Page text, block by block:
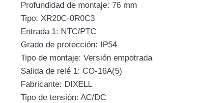
Profundidad de montaje: 76 mm
Tipo: XR20C-0R0C3
Entrada 1: NTC/PTC
Grado de protección: IP54
Tipo de montaje: Versión empotrada
Salida de relé 1: CO-16A(5)
Fabricante: DIXELL
Tipo de tensión: AC/DC